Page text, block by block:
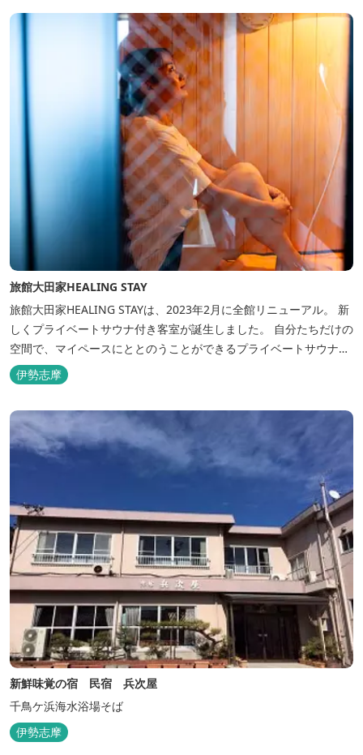
旅館大田家HEALING STAY
旅館大田家HEALING STAYは、2023年2月に全館リニューアル。 新
しくプライベートサウナ付き客室が誕生しました。 自分たちだけの
空間で、マイペースにととのうことができるプライベートサウナ。
相差ならではの新鮮な海の幸、豊かな自然、温泉、そしてサウナで
ととのう至福のひとときを。
伊勢志摩
新鮮味覚の宿 民宿 兵次屋
千鳥ケ浜海水浴場そば
伊勢志摩